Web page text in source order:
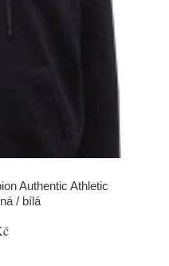
Authentic Athletic
/ bílá